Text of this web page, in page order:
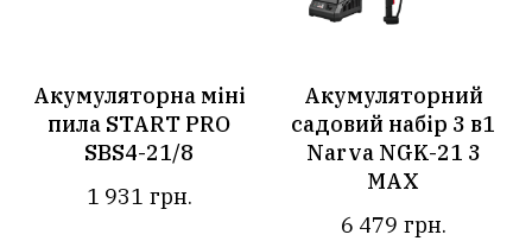
Акумуляторна міні
пила START PRO
SBS4-21/8
1 931 грн.
Акумуляторний
садовий набір 3 в1
Narva NGK-21 3
MAX
6 479 грн.